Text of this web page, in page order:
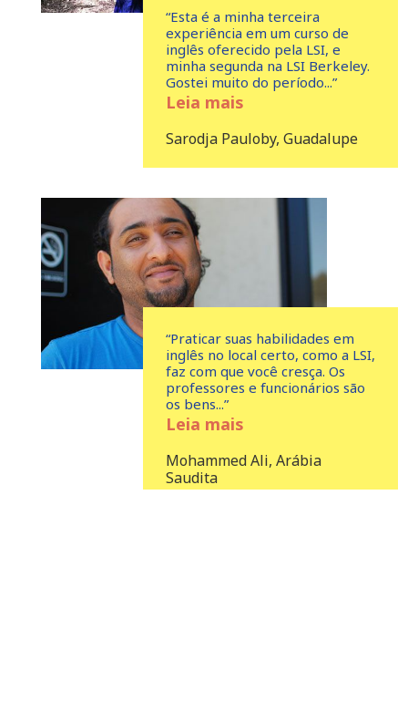
“Esta é a minha terceira
experiência em um curso de
inglês oferecido pela LSI, e
minha segunda na LSI Berkeley.
Gostei muito do período...”
Leia mais
Sarodja Pauloby, Guadalupe
“Praticar suas habilidades em
inglês no local certo, como a LSI,
faz com que você cresça. Os
professores e funcionários são
os bens...”
Leia mais
Mohammed Ali, Arábia
Saudita